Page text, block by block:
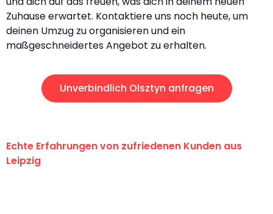
Zuhause erwartet. Kontaktiere uns noch heute, um
deinen Umzug zu organisieren und ein
maßgeschneidertes Angebot zu erhalten.
Unverbindlich Olsztyn anfragen
Echte Erfahrungen von zufriedenen Kunden aus
Leipzig